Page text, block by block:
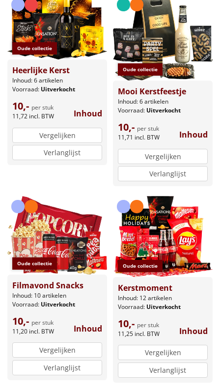
Oude collectie
Heerlijke Kerst
Inhoud: 6 artikelen
Voorraad: Uitverkocht
10,- per stuk
11,72 incl. BTW Inhoud
Vergelijken
Verlanglijst
Oude collectie
Mooi Kerstfeestje
Inhoud: 6 artikelen
Voorraad: Uitverkocht
10,- per stuk
11,71 incl. BTW Inhoud
Vergelijken
Verlanglijst
Oude collectie
Filmavond Snacks
Inhoud: 10 artikelen
Voorraad: Uitverkocht
10,- per stuk
11,20 incl. BTW Inhoud
Vergelijken
Verlanglijst
Oude collectie
Kerstmoment
Inhoud: 12 artikelen
Voorraad: Uitverkocht
10,- per stuk
11,25 incl. BTW Inhoud
Vergelijken
Verlanglijst